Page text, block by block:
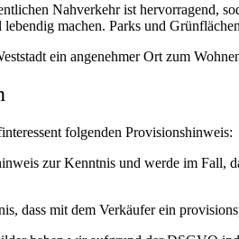
Nahverkehr ist hervorragend,
lebendig machen. Parks und
ein angenehmer Ort zum
folgenden Provisionshinweis:
zur Kenntnis und werde im Fall,
dass mit dem Verkäufer ein